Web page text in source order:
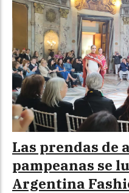
Las prendas de
pampeanas se
Argentina